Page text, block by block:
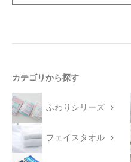
カテゴリから探す
ふわりシリーズ
フェイスタオル